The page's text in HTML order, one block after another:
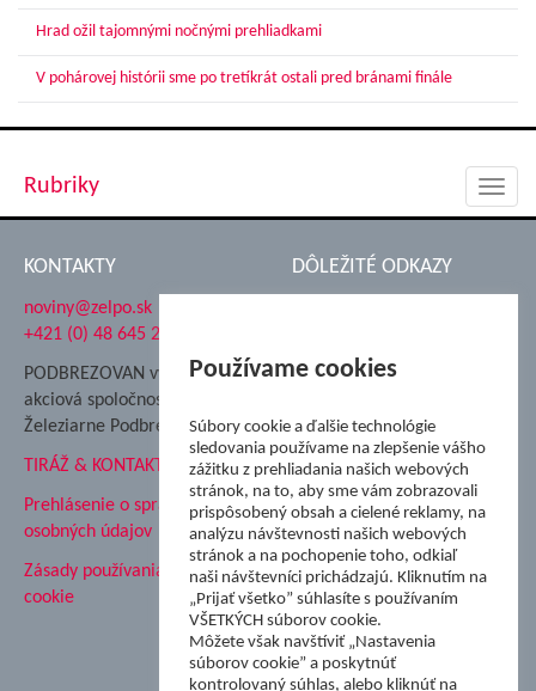
Hrad ožil tajomnými nočnými prehliadkami
V pohárovej histórii sme po tretíkrát ostali pred bránami finále
Rubriky
KONTAKTY
noviny@zelpo.sk
+421 (0) 48 645 2711
PODBREZOVAN vydáva
akciová spoločnosť
Železiarne Podbrezová
TIRÁŽ & KONTAKT
Prehlásenie o spracovaní
osobných údajov
Zásady používania súborov
cookie
DÔLEŽITÉ ODKAZY
Nadácia Železiarne
ŽP Informatika s.r.o.
ŠK Železiarne Podbrezová
Tále a.s.
Používame cookies
Súbory cookie a ďalšie technológie
sledovania používame na zlepšenie vášho
zážitku z prehliadania našich webových
stránok, na to, aby sme vám zobrazovali
prispôsobený obsah a cielené reklamy, na
analýzu návštevnosti našich webových
stránok a na pochopenie toho, odkiaľ
naši návštevníci prichádzajú. Kliknutím na
„Prijať všetko” súhlasíte s používaním
VŠETKÝCH súborov cookie.
Môžete však navštíviť „Nastavenia
súborov cookie” a poskytnúť
kontrolovaný súhlas, alebo kliknúť na